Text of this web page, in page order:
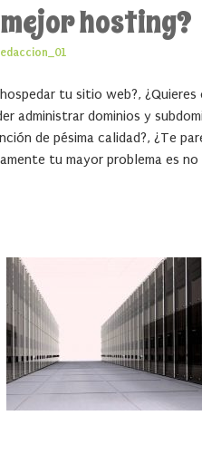
hosting?
tu sitio web?,
administrar dominios y
de pésima calidad?, ¿Te
tu mayor problema es